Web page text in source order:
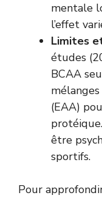
mentale
l’effet
Limites
études
BCAA
mélanges
(EAA)
être
sportifs.
Pour